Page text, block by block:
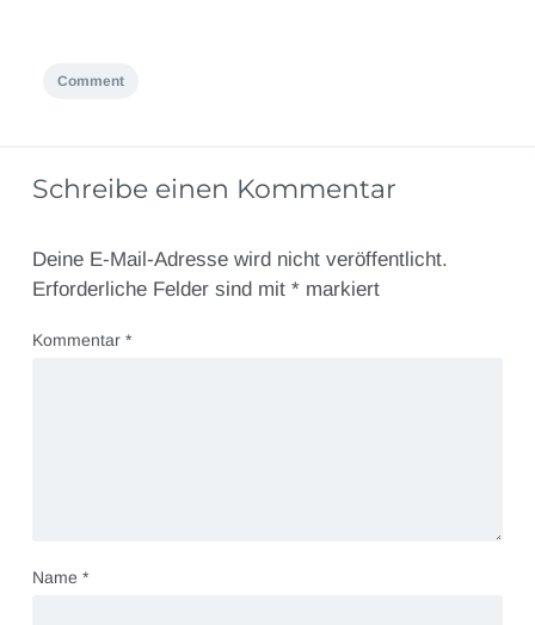
Comment
Schreibe einen Kommentar
Deine E-Mail-Adresse wird nicht veröffentlicht.
Erforderliche Felder sind mit *markiert
Kommentar *
Name *